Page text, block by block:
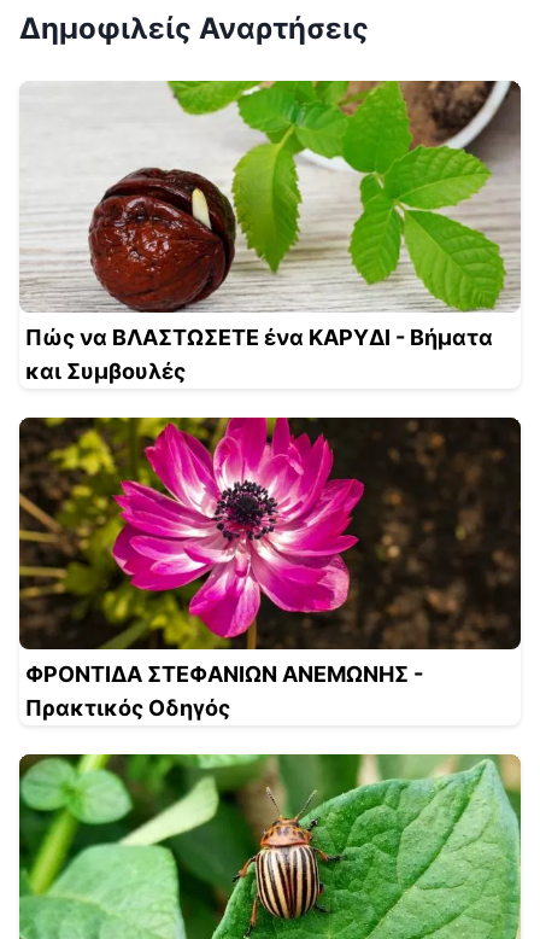
Δημοφιλείς Αναρτήσεις
Πώς να ΒΛΑΣΤΩΣΕΤΕ ένα ΚΑΡΥΔΙ - Βήματα
και Συμβουλές
ΦΡΟΝΤΙΔΑ ΣΤΕΦΑΝΙΩΝ ΑΝΕΜΩΝΗΣ -
Πρακτικός Οδηγός